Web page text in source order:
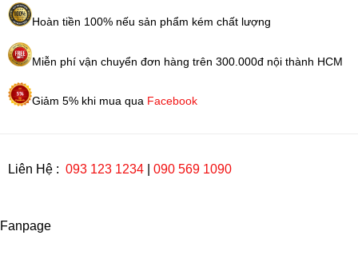
lượng
Hoàn tiền 100% nếu sản phẩm kém chất lượng
Miễn phí vận chuyển đơn hàng trên 300.000đ nội thành HCM
Giảm 5% khi mua qua Facebook
Liên Hệ : 093 123 1234 090 569 1090
Fanpage